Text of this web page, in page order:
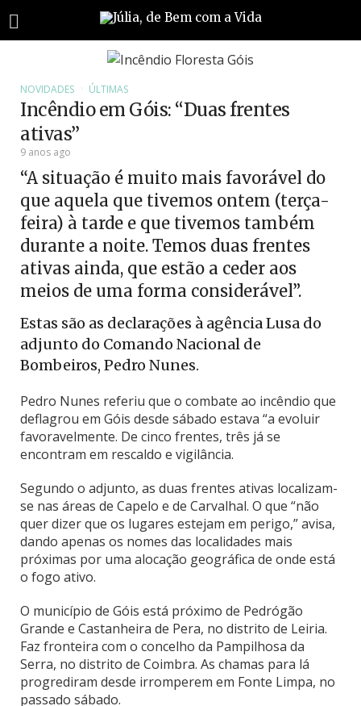
NOVIDADES ÚLTIMAS
Incêndio em Góis: “Duas frentes
ativas”
9 anos ago
“A situação é muito mais favorável do
que aquela que tivemos ontem (terça-
feira) à tarde e que tivemos também
durante a noite. Temos duas frentes
ativas ainda, que estão a ceder aos
meios de uma forma considerável”.
Estas são as declarações à agência Lusa do
adjunto do Comando Nacional de
Bombeiros, Pedro Nunes.
Pedro Nunes referiu que o combate ao incêndio que
deflagrou em Góis desde sábado estava “a evoluir
favoravelmente. De cinco frentes, três já se
encontram em rescaldo e vigilância.
Segundo o adjunto, as duas frentes ativas localizam-
se nas áreas de Capelo e de Carvalhal. O que “não
quer dizer que os lugares estejam em perigo,” avisa,
dando apenas os nomes das localidades mais
próximas por uma alocação geográfica de onde está
o fogo ativo.
O município de Góis está próximo de Pedrógão
Grande e Castanheira de Pera, no distrito de Leiria.
Faz fronteira com o concelho da Pampilhosa da
Serra, no distrito de Coimbra. As chamas para lá
progrediram desde irromperem em Fonte Limpa, no
passado sábado.